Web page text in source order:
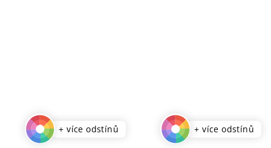
+ více odstínů + více odstínů